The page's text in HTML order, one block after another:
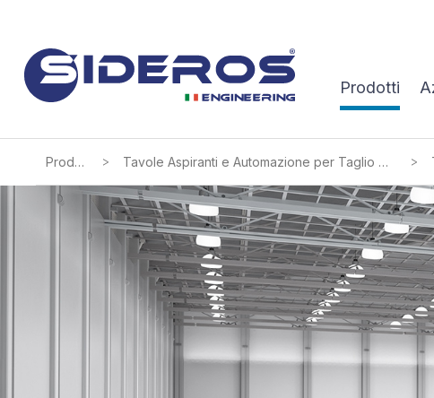
Prodotti
Prodotti > Tavole Aspiranti e Automazione per Taglio Termico >